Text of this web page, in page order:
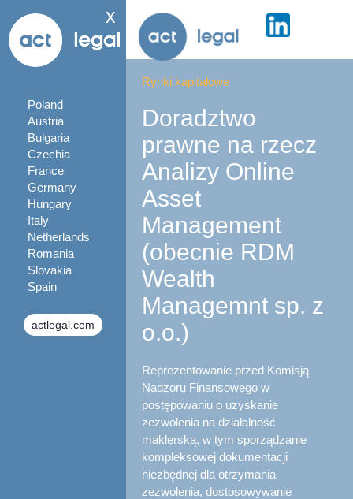
x
Poland
Austria
Bulgaria
Czechia
France
Germany
Hungary
Italy
Netherlands
Romania
Slovakia
Spain
actlegal.com
Rynki kapitałowe
Doradztwo
prawne na rzecz
Analizy Online
Asset
Management
(obecnie RDM
Wealth
Managemnt sp. z
o.o.)
Reprezentowanie przed Komisją
Nadzoru Finansowego w
postępowaniu o uzyskanie
zezwolenia na działalność
maklerską, w tym sporządzanie
kompleksowej dokumentacji
niezbędnej dla otrzymania
zezwolenia, dostosowywanie